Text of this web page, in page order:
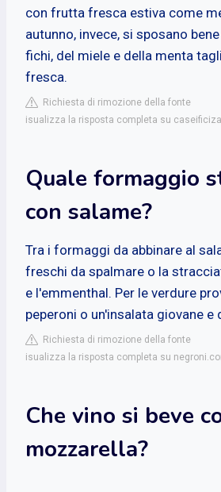
con frutta fresca estiva come
autunno, invece, si sposano
fichi, del miele e della menta
fresca.
Richiesta di rimozione della fonte
isualizza la risposta completa su
Quale formaggio
con salame?
Tra i formaggi da abbinare al
freschi da spalmare o la
e l'emmenthal. Per le verdure
peperoni o un'insalata giovane e
Richiesta di rimozione della fonte
isualizza la risposta completa su
Che vino si beve
mozzarella?